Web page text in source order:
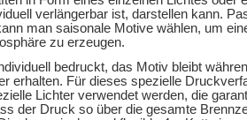
verlängerbar ist, darstellen kann.
man saisonale Motive wählen, um
zu erzeugen.
bedruckt, das Motiv bleibt
erhalten. Für dieses spezielle
Lichter verwendet werden, die
der Druck so über die gesamte